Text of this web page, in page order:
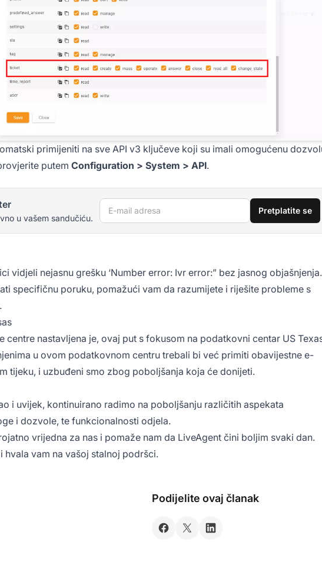
primijeniti na sve API v3 ključeve koji su imali omogućenu
putem Configuration > System > API.
u vašem sandučiću.
E-mail adresa Pretplatite se
vidjeli nejasnu grešku ‘Number error: Ivr error:” bez jasnog objašnjenja.
specifičnu poruku, pomažući vam da razumijete i riješite probleme s
centre nastavljena je, ovaj put s fokusom na podatkovni centar US
u ovom podatkovnom centru trebali bi već primiti obavijestne e-
tijeku, i uzbuđeni smo zbog poboljšanja koja će donijeti.
i uvijek, kontinuirano radimo na poboljšanju različitih aspekata
i dozvole, te funkcionalnosti odjela.
vrijedna za nas i pomaže nam da LiveAgent čini boljim svaki dan.
hvala vam na vašoj stalnoj podršci.
Podijelite ovaj članak